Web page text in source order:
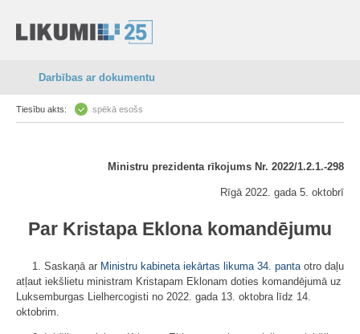
Darbības ar dokumentu
Tiesību akts: spēkā esošs
Ministru prezidenta rīkojums Nr. 2022/1.2.1.-298
Rīgā 2022. gada 5. oktobrī
Par Kristapa Eklona komandējumu
1. Saskaņā ar Ministru kabineta iekārtas likuma 34. pantaotro daļu
atļaut iekšlietu ministram Kristapam Eklonam doties komandējumā uz
Luksemburgas Lielhercogisti no 2022. gada 13. oktobra līdz 14.
oktobrim.